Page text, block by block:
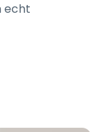
echt